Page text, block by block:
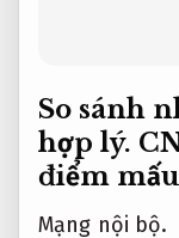
So sánh
hợp lý.
điểm
Mạng nội bộ.